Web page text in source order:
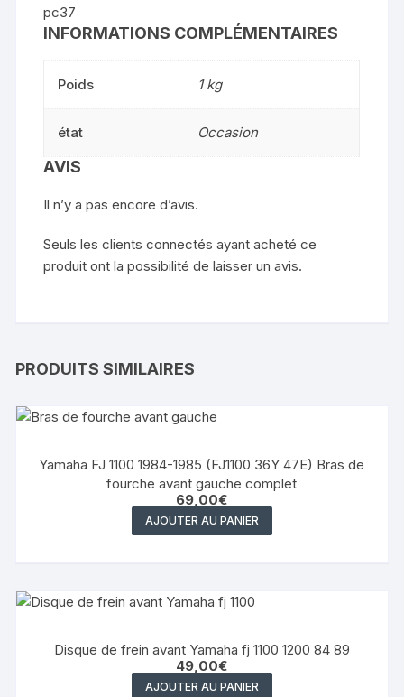
pc37
INFORMATIONS COMPLÉMENTAIRES
Poids 1 kg
état Occasion
AVIS
Il n’y a pas encore d’avis.
Seuls les clients connectés ayant acheté ce
produit ont la possibilité de laisser un avis.
PRODUITS SIMILAIRES
Yamaha FJ 1100 1984-1985 (FJ1100 36Y 47E) Bras de
fourche avant gauche complet
69,00€
AJOUTER AU PANIER
Disque de frein avant Yamaha fj 1100 1200 84 89
49,00€
AJOUTER AU PANIER